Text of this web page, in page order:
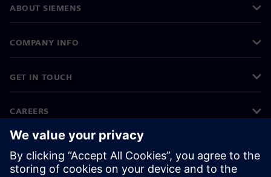
ABOUT SIEMENS
COMPANY INFO
GET IN TOUCH
CAREERS
©Siemens 2026